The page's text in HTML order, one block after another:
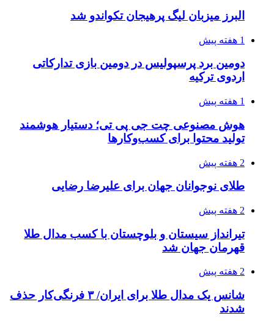
البرز میزبان لیگ پرهیجان تکواندو شد
1 هفته پیش
دومین برد پرسپولیس در دومین بازی تدارکاتی
اردوی ترکیه
1 هفته پیش
هوش مصنوعی چت جی پی تی؛ دستیار هوشمند
تولید محتوا برای کسب‌وکارها
2 هفته پیش
طلای نوجوانان جهان برای علیرضا رضایی
2 هفته پیش
تیرانداز سیستان و بلوچستان با کسب مدال طلا
قهرمان جهان شد
2 هفته پیش
شانس یک مدال طلا برای ایران/ ۳ فرنگی‌کار حذف
شدند